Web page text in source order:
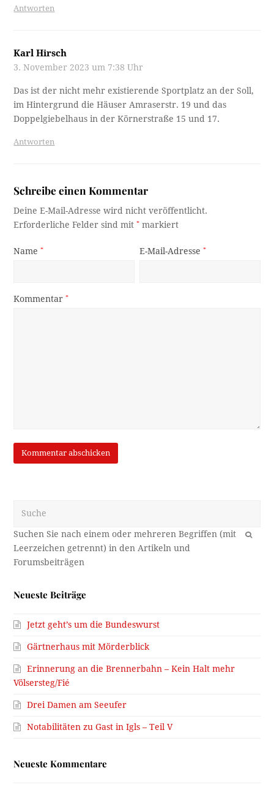
Antworten
Karl Hirsch
3. November 2023 um 7:38 Uhr
Das ist der nicht mehr existierende Sportplatz an der Soll,
im Hintergrund die Häuser Amraserstr. 19 und das
Doppelgiebelhaus in der Körnerstraße 15 und 17.
Antworten
Schreibe einen Kommentar
Deine E-Mail-Adresse wird nicht veröffentlicht.
Erforderliche Felder sind mit* markiert
Name* E-Mail-Adresse*
Kommentar*
OK
Neueste Beiträge
Jetzt geht’s um die Bundeswurst
Gärtnerhaus mit Mörderblick
Erinnerung an die Brennerbahn – Kein Halt mehr
Völsersteg/Fié
Drei Damen am Seeufer
Notabilitäten zu Gast in Igls – Teil V
Neueste Kommentare